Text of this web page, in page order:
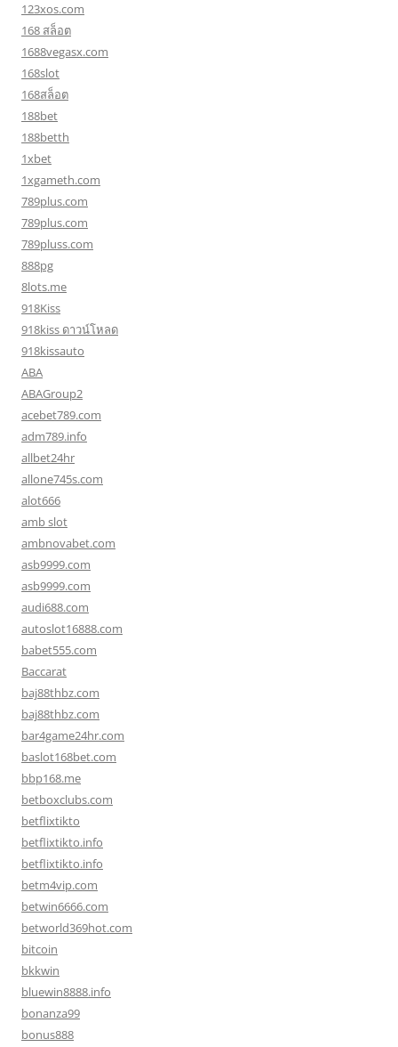
123xos.com
168 สล็อต
1688vegasx.com
168slot
168สล็อต
188bet
188betth
1xbet
1xgameth.com
789plus.com
789plus.com
789pluss.com
888pg
8lots.me
918Kiss
918kiss ดาวน์โหลด
918kissauto
ABA
ABAGroup2
acebet789.com
adm789.info
allbet24hr
allone745s.com
alot666
amb slot
ambnovabet.com
asb9999.com
asb9999.com
audi688.com
autoslot16888.com
babet555.com
Baccarat
baj88thbz.com
baj88thbz.com
bar4game24hr.com
baslot168bet.com
bbp168.me
betboxclubs.com
betflixtikto
betflixtikto.info
betflixtikto.info
betm4vip.com
betwin6666.com
betworld369hot.com
bitcoin
bkkwin
bluewin8888.info
bonanza99
bonus888